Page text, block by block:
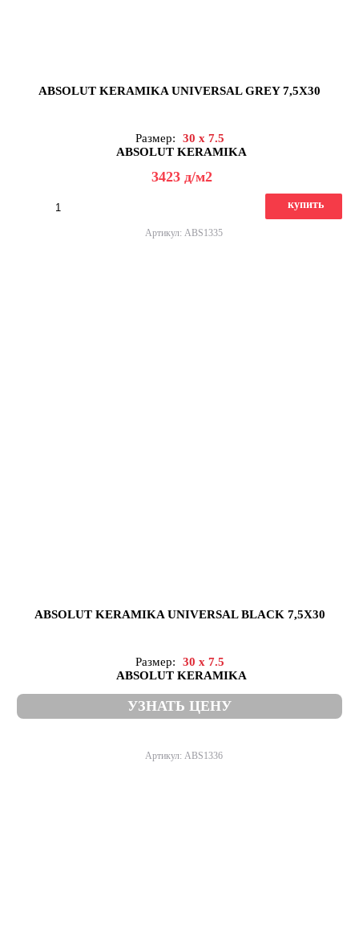
ABSOLUT KERAMIKA UNIVERSAL GREY 7,5X30
Размер:
30 x 7.5
ABSOLUT KERAMIKA
3423 д/м2
купить
Артикул: ABS1335
ABSOLUT KERAMIKA UNIVERSAL BLACK 7,5X30
Размер:
30 x 7.5
ABSOLUT KERAMIKA
УЗНАТЬ ЦЕНУ
Артикул: ABS1336